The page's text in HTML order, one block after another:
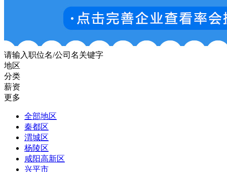
请输入职位名/公司名关键字
地区
分类
薪资
更多
全部地区
秦都区
渭城区
杨陵区
咸阳高新区
兴平市